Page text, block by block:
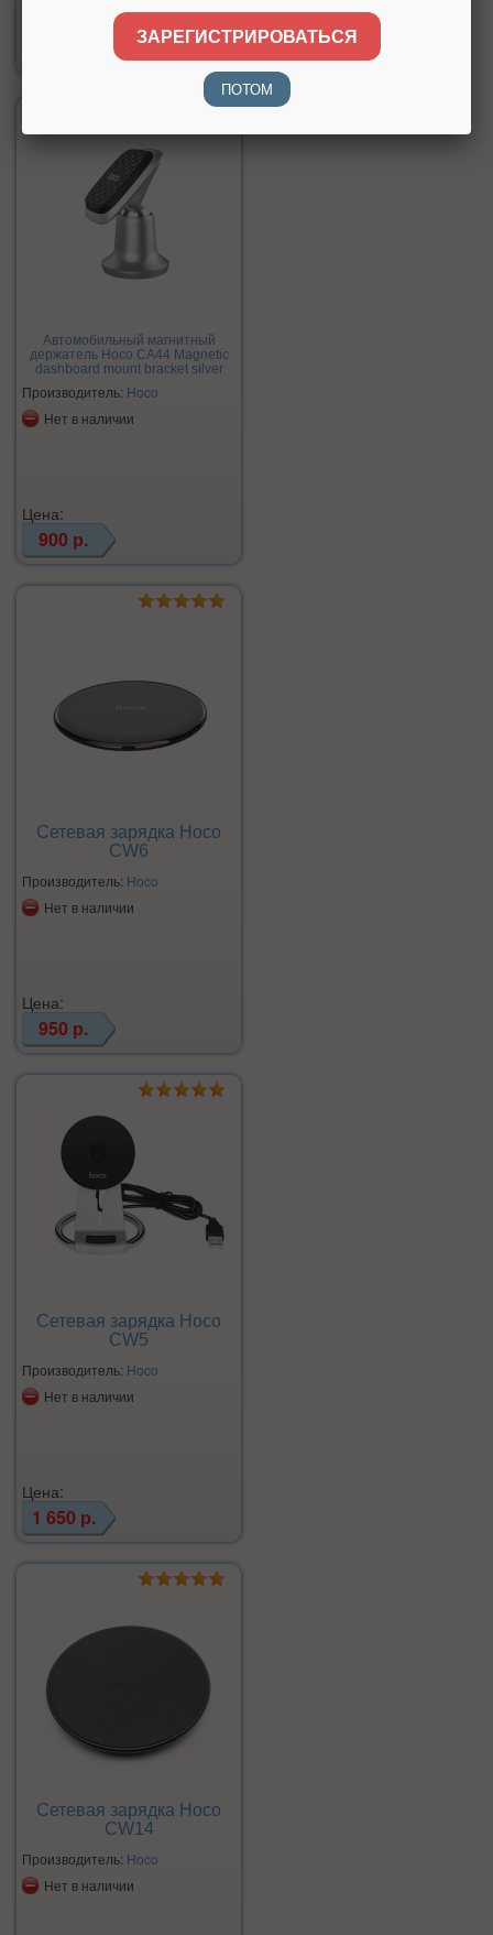
Автомобильный магнитный
держатель Hoco CA44 Magnetic
dashboard mount bracket silver
Производитель: Hoco
Нет в наличии
Цена:
900 р.
Сетевая зарядка Hoco
CW6
Производитель: Hoco
Нет в наличии
Цена:
950 р.
Сетевая зарядка Hoco
CW5
Производитель: Hoco
Нет в наличии
Цена:
1 650 р.
Сетевая зарядка Hoco
CW14
Производитель: Hoco
Нет в наличии
ЗАРЕГИСТРИРОВАТЬСЯ
ПОТОМ